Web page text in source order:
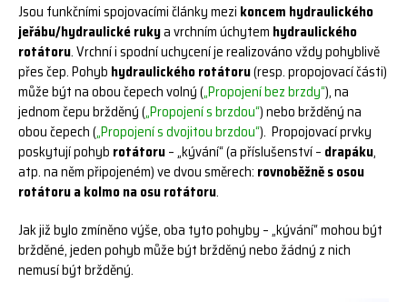
Jsou funkčními spojovacími články mezi koncem hydraulického
jeřábu/hydraulické rukya vrchním úchytem hydraulického
rotátoru. Vrchní i spodní uchycení je realizováno vždy pohyblivě
přes čep. Pohyb hydraulického rotátoru(resp. propojovací části)
může být na obou čepech volný („Propojení bez brzdy“), na
jednom čepu bržděný („Propojení s brzdou“) nebo bržděný na
obou čepech („Propojení s dvojitou brzdou“). Propojovací prvky
poskytují pohyb rotátoru– „kývání“ (a příslušenství – drapáku,
atp. na něm připojeném) ve dvou směrech: rovnoběžně s osou
rotátoru a kolmo na osu rotátoru.
Jak již bylo zmíněno výše, oba tyto pohyby – „kývání“ mohou být
bržděné, jeden pohyb může být bržděný nebo žádný z nich
nemusí být bržděný.